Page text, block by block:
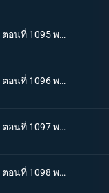
One piece วันพีช ตอนที่ 1095 พากย์ไทย มันสมองของอัจฉริยะ เวก้าพังค์ทั้งหกคน
One piece วันพีช ตอนที่ 1096 พากย์ไทย ประวัติศาสตร์ต้องห้าม สมมติฐานของอาณาจักรแห่งหนึ่ง
One piece วันพีช ตอนที่ 1097 พากย์ไทย เจตจำนงของโอฮารา การวิจัยที่ได้รับสืบทอดมา
One piece วันพีช ตอนที่ 1098 พากย์ไทย เรื่องมหัศจรรย์ ความฝันที่อัจฉริยะจินตนาการไว้